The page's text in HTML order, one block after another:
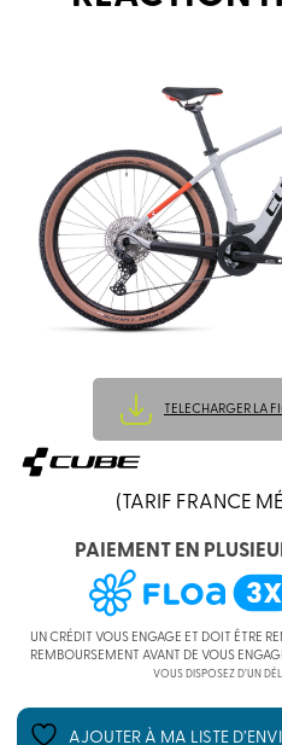
TELECHARGER LA
(TARIF FRANCE
PAIEMENT EN
UN CRÉDIT VOUS ENGAGE ET DOIT ÊTRE
REMBOURSEMENT AVANT DE VOUS
VOUS DISPOSEZ D’UN
AJOUTER À MA LISTE